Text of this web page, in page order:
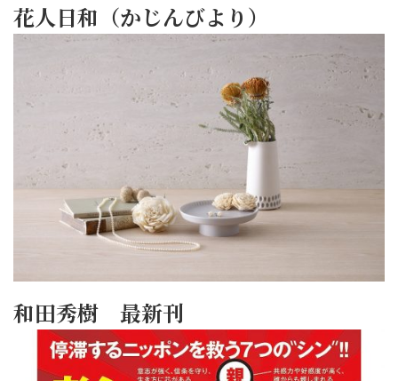
花人日和（かじんびより）
和田秀樹 最新刊